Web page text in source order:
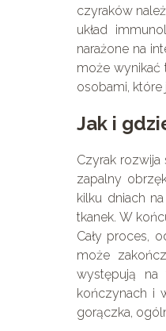
czyraków
układ
narażone na
może wynikać
osobami, które
Jak i
Czyrak
zapalny
kilku dniach
tkanek. W
Cały proces,
może
występują na
kończynach i
gorączka,